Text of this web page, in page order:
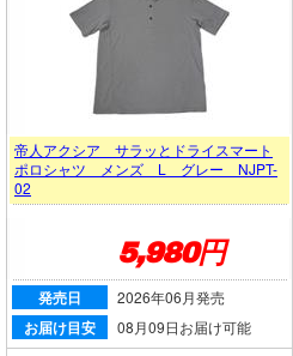
帝人アクシア サラッとドライスマート
ポロシャツ メンズ L グレー NJPT-
02
5,980円
発売日 2026年06月発売
お届け目安 08月09日お届け可能